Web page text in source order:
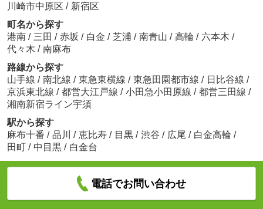
川崎市中原区 / 新宿区
町名から探す
港南 / 三田 / 赤坂 / 白金 / 芝浦 / 南青山 / 高輪 / 六本木 /
代々木 / 南麻布
路線から探す
山手線 / 南北線 / 東急東横線 / 東急田園都市線 / 日比谷線 /
京浜東北線 / 都営大江戸線 / 小田急小田原線 / 都営三田線 /
湘南新宿ライン宇須
駅から探す
麻布十番 / 品川 / 恵比寿 / 目黒 / 渋谷 / 広尾 / 白金高輪 /
田町 / 中目黒 / 白金台
電話でお問い合わせ